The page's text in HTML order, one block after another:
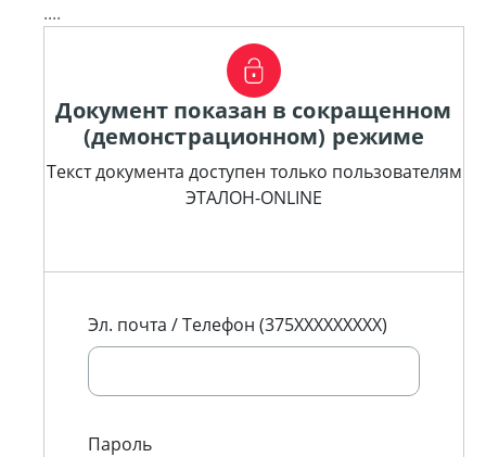
....
Документ показан в сокращенном
(демонстрационном) режиме
Текст документа доступен только пользователям
ЭТАЛОН-ONLINE
Эл. почта / Телефон (375XXXXXXXXX)
Пароль